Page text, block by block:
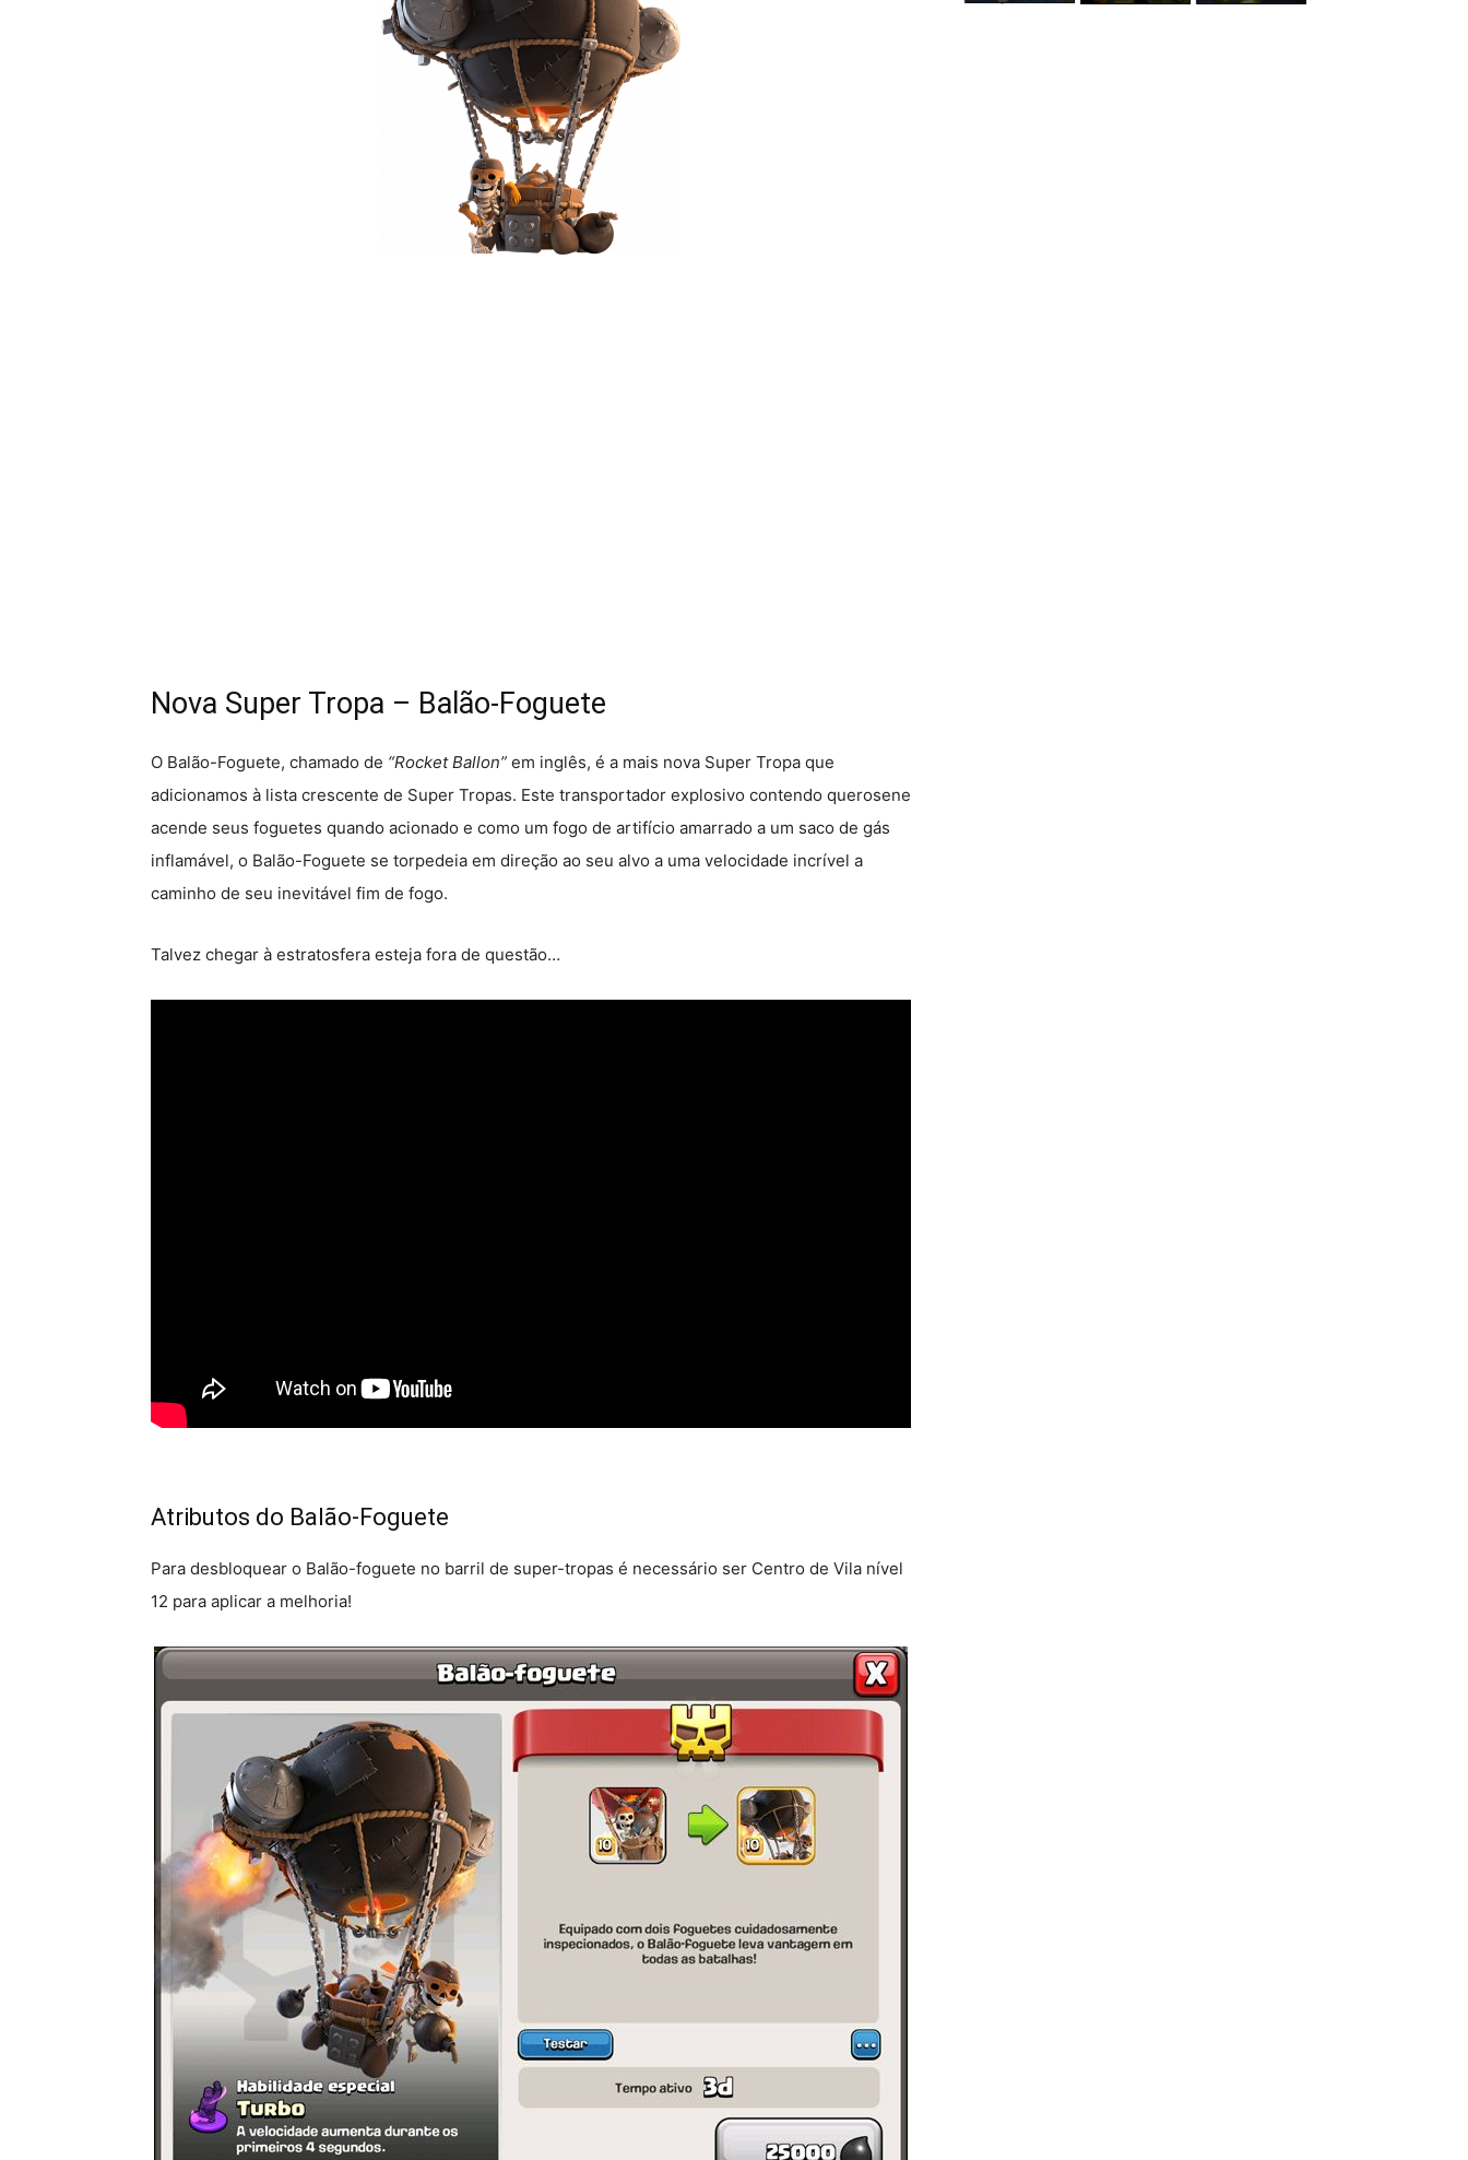
Nova Super Tropa – Balão-Foguete
O Balão-Foguete, chamado de “Rocket Ballon” em inglês, é a mais nova Super Tropa que
adicionamos à lista crescente de Super Tropas. Este transportador explosivo contendo querosene
acende seus foguetes quando acionado e como um fogo de artifício amarrado a um saco de gás
inflamável, o Balão-Foguete se torpedeia em direção ao seu alvo a uma velocidade incrível a
caminho de seu inevitável fim de fogo.
Talvez chegar à estratosfera esteja fora de questão…
Atributos do Balão-Foguete
Para desbloquear o Balão-foguete no barril de super-tropas é necessário ser Centro de Vila nível
12 para aplicar a melhoria!